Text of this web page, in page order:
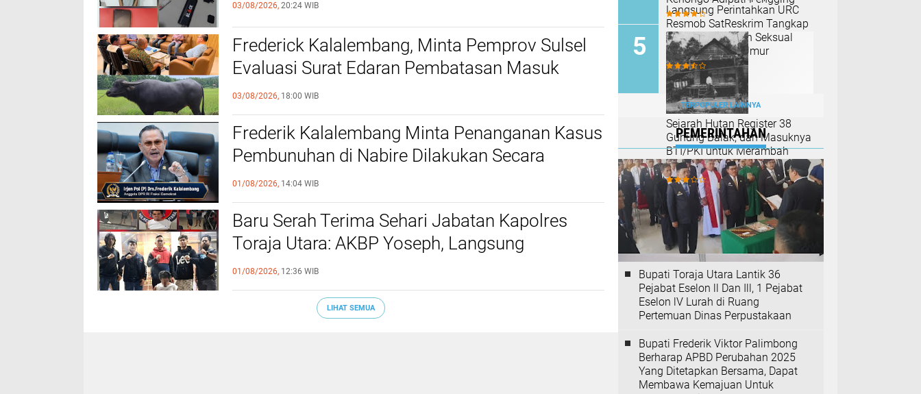
03/08/2026, 20:24 WIB
Frederick Kalalembang, Minta Pemprov Sulsel
Evaluasi Surat Edaran Pembatasan Masuk
Kerbau ke Kabupaten Tana Toraja dan Toraja
Utara
03/08/2026, 18:00 WIB
Frederik Kalalembang Minta Penanganan Kasus
Pembunuhan di Nabire Dilakukan Secara
Profesional dan Sesuai Prosedur Hukum
01/08/2026, 14:04 WIB
Baru Serah Terima Sehari Jabatan Kapolres
Toraja Utara: AKBP Yoseph, Langsung
Perintahkan URC Resmob SatReskrim Tangkap
Pelaku Kekerasan Seksual Anak
01/08/2026, 12:36 WIB
LIHAT SEMUA
Langsung Perintahkan URC
Resmob SatReskrim Tangkap
Pelaku Kekerasan Seksual
Anak Di Bawah Umur
Sejarah Hutan Register 38
Gunung Balak, dan Masuknya
BTI/PKI untuk Merambah
(Bagian I)
TERPOPULER LAINNYA
PEMERINTAHAN
Bupati Toraja Utara Lantik 36
Pejabat Eselon ll Dan Ill, 1 Pejabat
Eselon lV Lurah di Ruang
Pertemuan Dinas Perpustakaan
Bupati Frederik Viktor Palimbong
Berharap APBD Perubahan 2025
Yang Ditetapkan Bersama, Dapat
Membawa Kemajuan Untuk